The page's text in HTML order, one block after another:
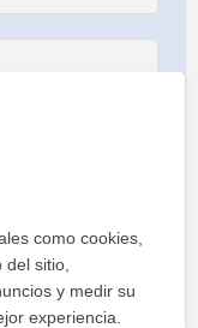
como cookies,
sitio,
y medir su
experiencia.